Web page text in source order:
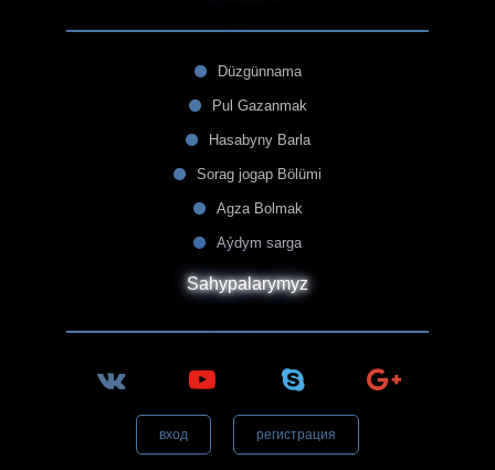
Düzgünnama
Pul Gazanmak
Hasabyny Barla
Sorag jogap Bölümi
Agza Bolmak
Aýdym sarga
Sahypalarymyz
вход регистрация